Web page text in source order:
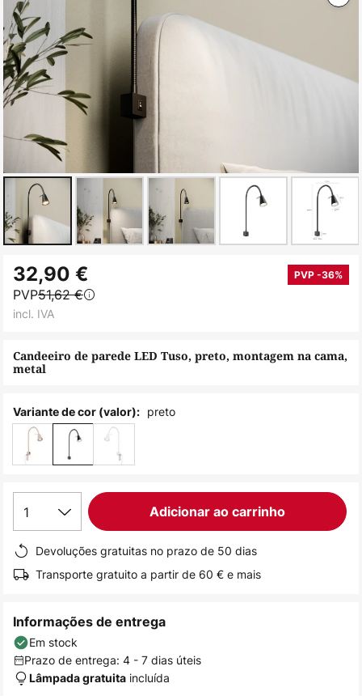
para
início
Galeria
de
Candeeiro de parede LED Tuso, preto, montagem na cama,
metal
32,90 € PVP -36%
PVP51,62 €
incl. IVA
Variante de cor (valor): preto
1 Adicionar ao carrinho
Devoluções gratuitas no prazo de 50 dias
Transporte gratuito a partir de 60 € e mais
Informações de entrega
Em stock
Prazo de entrega: 4 - 7 dias úteis
Lâmpada gratuita incluída